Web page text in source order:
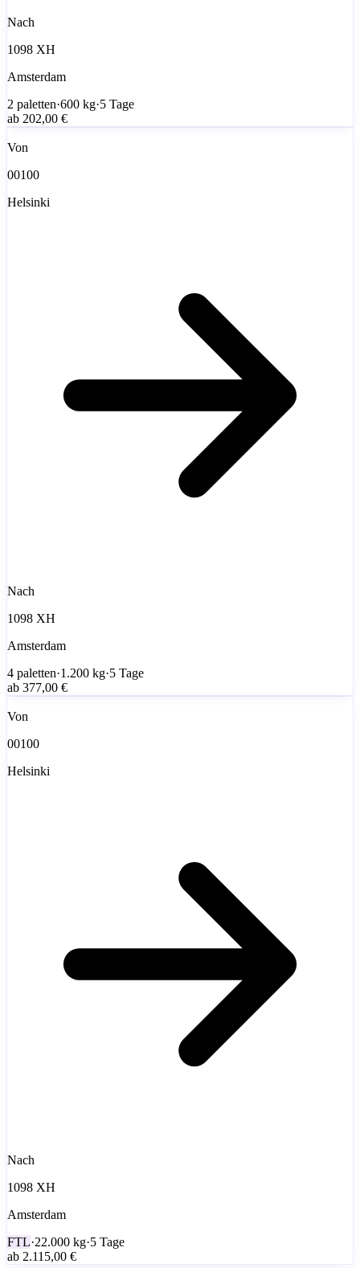
Nach
1098 XH
Amsterdam
2 paletten·600 kg·5 Tage
ab 202,00 €
Von
00100
Helsinki
Nach
1098 XH
Amsterdam
4 paletten·1.200 kg·5 Tage
ab 377,00 €
Von
00100
Helsinki
Nach
1098 XH
Amsterdam
FTL·22.000 kg·5 Tage
ab 2.115,00 €